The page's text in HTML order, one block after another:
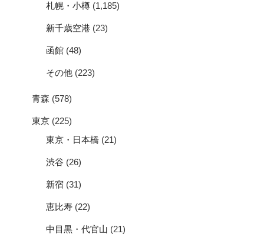
札幌・小樽 (1,185)
新千歳空港 (23)
函館 (48)
その他 (223)
青森 (578)
東京 (225)
東京・日本橋 (21)
渋谷 (26)
新宿 (31)
恵比寿 (22)
中目黒・代官山 (21)